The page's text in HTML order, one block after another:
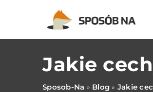
Jakie
Sposob-Na » Blog » Jakie